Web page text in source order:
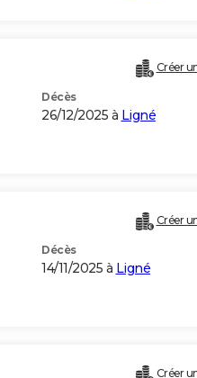
Créer
Décès
26/12/2025 à Ligné
Créer
Décès
14/11/2025 à Ligné
Créer